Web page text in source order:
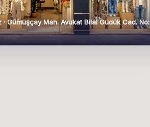
· Gümüşçay Mah. Avukat Bilal Güdük Cad. No: